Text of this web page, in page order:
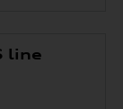
line